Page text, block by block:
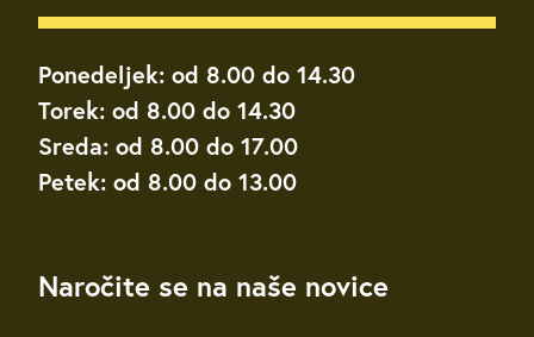
Ponedeljek: od 8.00 do 14.30
Torek: od 8.00 do 14.30
Sreda: od 8.00 do 17.00
Petek: od 8.00 do 13.00
Naročite se na naše novice